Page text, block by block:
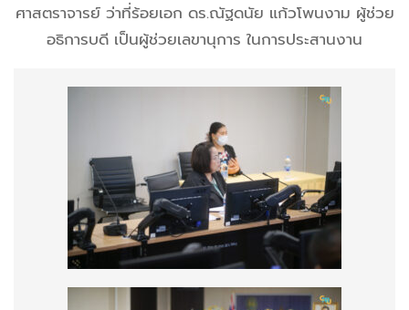
ศาสตราจารย์ ว่าที่ร้อยเอก ดร.ณัฐดนัย แก้วโพนงาม ผู้ช่วย
อธิการบดี เป็นผู้ช่วยเลขานุการ ในการประสานงาน